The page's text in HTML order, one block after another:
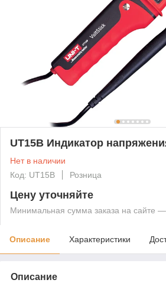
UT15B Индикатор
Нет в наличии
Код: UT15B
Розница
Цену уточняйте
Минимальная сумма заказа на сайте
Описание Характеристики
Описание